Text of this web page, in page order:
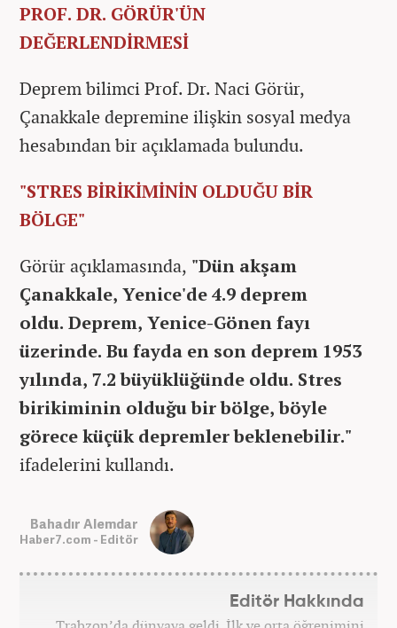
PROF. DR. GÖRÜR'ÜN
DEĞERLENDİRMESİ
Deprem bilimci Prof. Dr. Naci Görür,
Çanakkale depremine ilişkin sosyal medya
hesabından bir açıklamada bulundu.
"STRES BİRİKİMİNİN OLDUĞU BİR
BÖLGE"
Görür açıklamasında, "Dün akşam
Çanakkale, Yenice'de 4.9 deprem
oldu. Deprem, Yenice-Gönen fayı
üzerinde. Bu fayda en son deprem 1953
yılında, 7.2 büyüklüğünde oldu. Stres
birikiminin olduğu bir bölge, böyle
görece küçük depremler beklenebilir."
ifadelerini kullandı.
Bahadır Alemdar
Haber7.com - Editör
Editör Hakkında